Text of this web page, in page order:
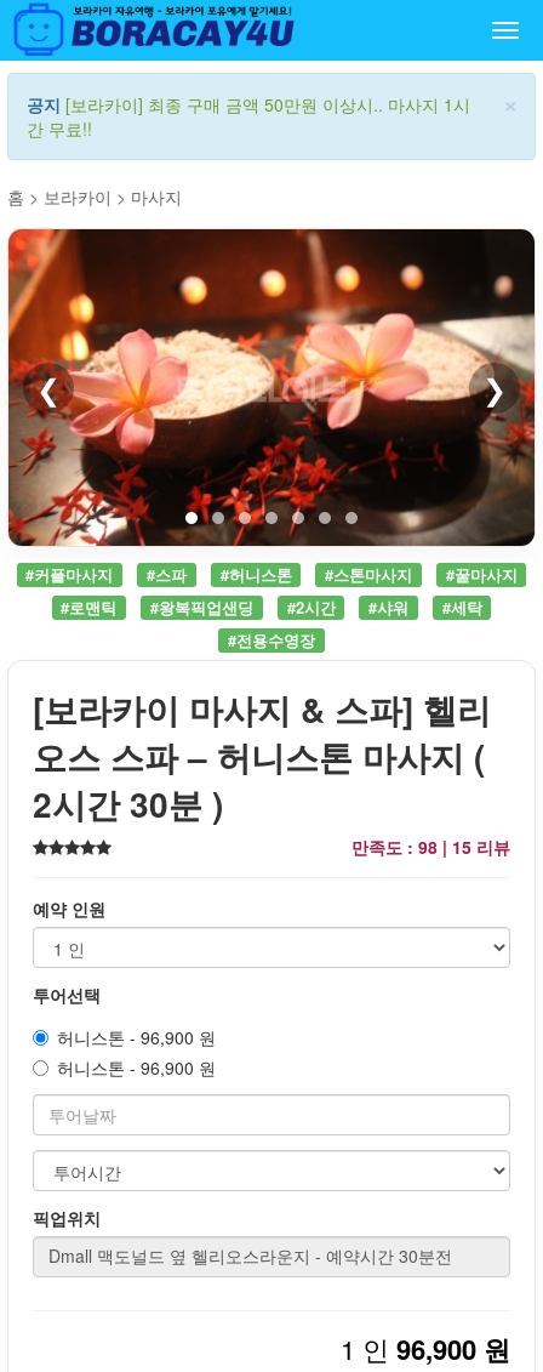
×
공지 [보라카이] 최종 구매 금액 50만원 이상시.. 마사지 1시
간 무료!!
홈 > 보라카이 > 마사지
❮ ❯
#커플마사지 #스파 #허니스톤 #스톤마사지
#꿀마사지
#로맨틱
#왕복픽업샌딩 #2시간 #샤워
#세탁
#전용수영장
[보라카이 마사지 & 스파] 헬리
오스 스파 – 허니스톤 마사지 (
2시간 30분 )
만족도 : 98 | 15 리뷰
예약 인원
투어선택
허니스톤 - 96,900 원
허니스톤 - 96,900 원
픽업위치
1 인 96,900 원